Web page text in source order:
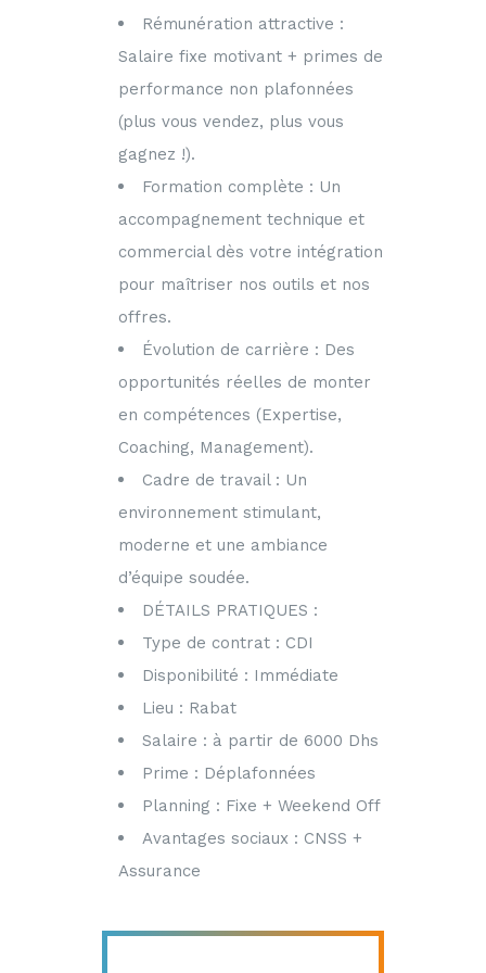
Rémunération attractive :
Salaire fixe motivant + primes de
performance non plafonnées
(plus vous vendez, plus vous
gagnez !).
Formation complète : Un
accompagnement technique et
commercial dès votre intégration
pour maîtriser nos outils et nos
offres.
Évolution de carrière : Des
opportunités réelles de monter
en compétences (Expertise,
Coaching, Management).
Cadre de travail : Un
environnement stimulant,
moderne et une ambiance
d’équipe soudée.
DÉTAILS PRATIQUES :
Type de contrat : CDI
Disponibilité : Immédiate
Lieu : Rabat
Salaire : à partir de 6000 Dhs
Prime : Déplafonnées
Planning : Fixe + Weekend Off
Avantages sociaux : CNSS +
Assurance